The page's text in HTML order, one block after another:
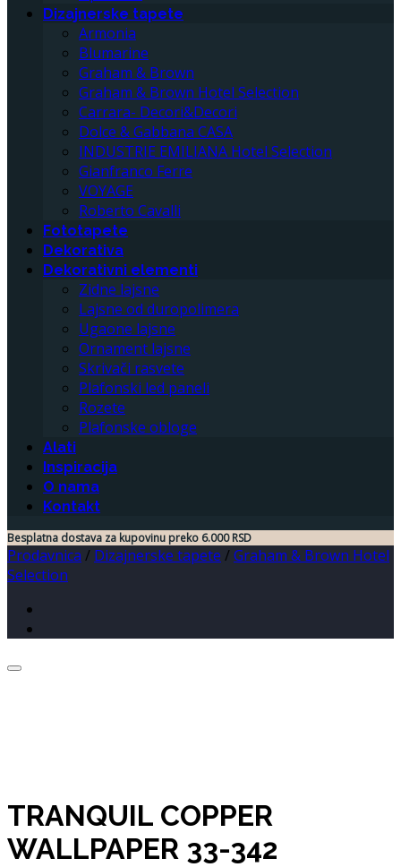
Dizajnerske tapete
Armonia
Blumarine
Graham & Brown
Graham & Brown Hotel Selection
Carrara- Decori&Decori
Dolce & Gabbana CASA
INDUSTRIE EMILIANA Hotel Selection
Gianfranco Ferre
VOYAGE
Roberto Cavalli
Fototapete
Dekorativa
Dekorativni elementi
Zidne lajsne
Lajsne od duropolimera
Ugaone lajsne
Ornament lajsne
Skrivači rasvete
Plafonski led paneli
Rozete
Plafonske obloge
Alati
Inspiracija
O nama
Kontakt
Besplatna dostava za kupovinu preko 6.000 RSD
Prodavnica / Dizajnerske tapete /Graham & Brown Hotel
Selection
TRANQUIL COPPER
WALLPAPER 33-342